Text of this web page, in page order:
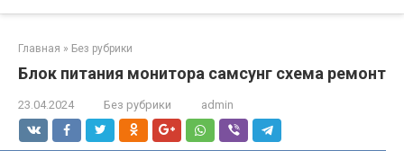
Главная » Без рубрики
Блок питания монитора самсунг схема ремонт
23.04.2024 Без рубрики admin